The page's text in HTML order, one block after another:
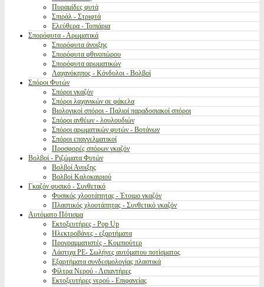
Πυραμίδες φυτά
Σπιράλ - Στριφτά
Ελεύθερα - Τοπιάρια
Σπορόφυτα - Αρωματικά
Σπορόφυτα άνοιξης
Σπορόφυτα φθινοπώρου
Σπορόφυτα αρωματικών
Λαχανόκηπος - Κόνδυλοι - Βολβοί
Σπόροι Φυτών
Σπόροι γκαζόν
Σπόροι λαχανικών σε φάκελα
Βιολογικοί σπόροι - Παλιοί παραδοσιακοί σπόροι
Σπόροι ανθέων - λουλουδιών
Σπόροι αρωματικών φυτών - Βοτάνων
Σπόροι επαγγελματικοί
Προσφορές σπόρων γκαζόν
Βολβοί - Ριζώματα Φυτών
Βολβοί Ανοιξης
Βολβοί Καλοκαιριού
Γκαζόν φυσικό - Συνθετικό
Φυσικός χλοοτάπητας - Έτοιμο γκαζόν
Πλαστικός χλοοτάπητας - Συνθετικό γκαζόν
Αυτόματο Πότισμα
Εκτοξευτήρες - Pop Up
Ηλεκτροβάνες - εξαρτήματα
Προγραμματιστές - Κομπιούτερ
Λάστιχα PE- Σωλήνες αυτόματου ποτίσματος
Εξαρτήματα συνδεσμολογίας πλαστικά
Φίλτρα Νερού - Λιπαντήρες
Εκτοξευτήρες νερού - Επιφανείας